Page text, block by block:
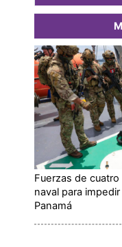
Fuerzas de
naval para
Panamá